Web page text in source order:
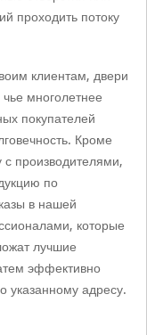
проходить потоку
клиентам, двери
многолетнее
покупателей
Кроме
с производителями,
по
в нашей
которые
лучшие
эффективно
указанному адресу.